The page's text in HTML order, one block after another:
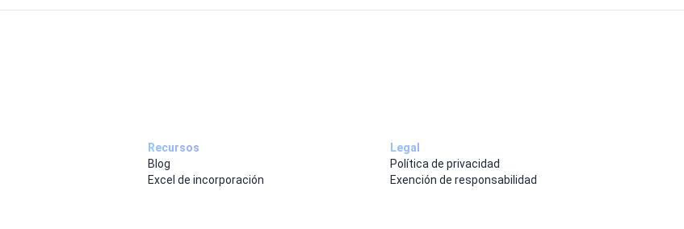
Recursos
Blog
Excel de incorporación
Legal
Política de privacidad
Exención de responsabilidad